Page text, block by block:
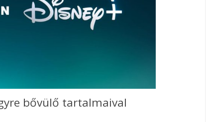
bővülő tartalmaival